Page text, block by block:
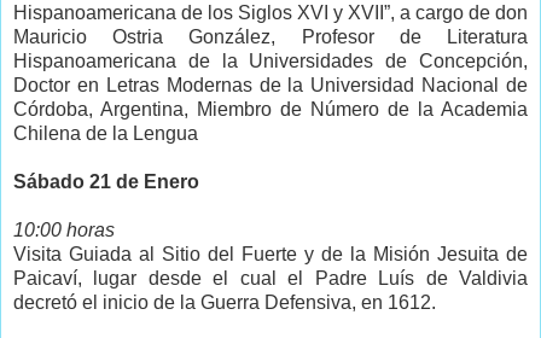
Hispanoamericana de los Siglos XVI y XVII”, a cargo de don
Mauricio Ostria González, Profesor de Literatura
Hispanoamericana de la Universidades de Concepción,
Doctor en Letras Modernas de la Universidad Nacional de
Córdoba, Argentina, Miembro de Número de la Academia
Chilena de la Lengua
Sábado 21 de Enero
10:00 horas
Visita Guiada al Sitio del Fuerte y de la Misión Jesuita de
Paicaví, lugar desde el cual el Padre Luís de Valdivia
decretó el inicio de la Guerra Defensiva, en 1612.